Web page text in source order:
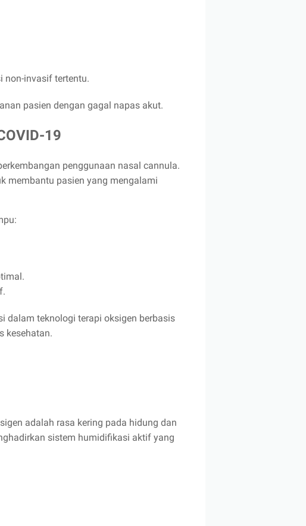
non-invasif tertentu.
pasien dengan gagal napas akut.
19
penggunaan nasal cannula.
membantu pasien yang mengalami
dalam teknologi terapi oksigen berbasis
kesehatan.
adalah rasa kering pada hidung dan
sistem humidifikasi aktif yang